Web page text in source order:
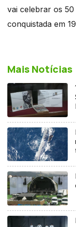
vai celebrar os
conquistada em
Mais Notícias